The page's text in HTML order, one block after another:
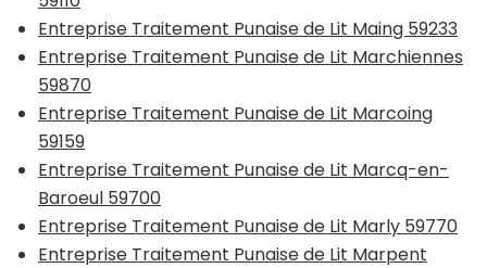
Entreprise Traitement Punaise de Lit Maing 59233
Entreprise Traitement Punaise de Lit Marchiennes
59870
Entreprise Traitement Punaise de Lit Marcoing
59159
Entreprise Traitement Punaise de Lit Marcq-en-
Baroeul 59700
Entreprise Traitement Punaise de Lit Marly 59770
Entreprise Traitement Punaise de Lit Marpent